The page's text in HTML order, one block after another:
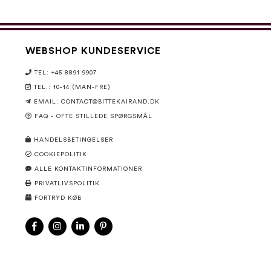
WEBSHOP KUNDESERVICE
TEL: +45 8891 9907
TEL.: 10-14 (MAN-FRE)
EMAIL: CONTACT@BITTEKAIRAND.DK
FAQ - OFTE STILLEDE SPØRGSMÅL
HANDELSBETINGELSER
COOKIEPOLITIK
ALLE KONTAKTINFORMATIONER
PRIVATLIVSPOLITIK
FORTRYD KØB